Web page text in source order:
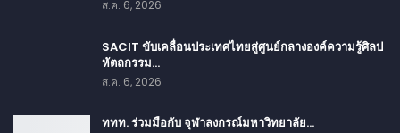
ส.ค. 6, 2026
SACIT ขับเคลื่อนประเทศไทยสู่ศูนย์กลางองค์ความรู้ศิลป
หัตถกรรม…
ส.ค. 6, 2026
ททท. ร่วมมือกับ จุฬาลงกรณ์มหาวิทยาลัย…